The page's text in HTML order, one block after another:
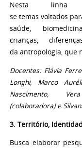
Nesta li
se temas voltados
saúde,
crianças, diferenç
da antropologia, que
Docentes: Flávia
Longhi, Marco
Nascimento,
(colaboradora) e
3. Território,
Busca elaborar